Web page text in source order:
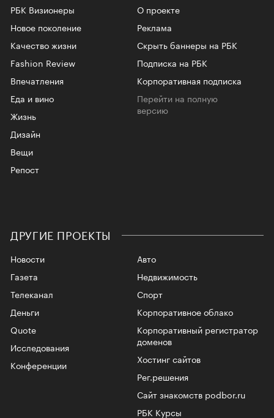
РБК Визионеры
Новое поколение
Качество жизни
Fashion Review
Впечатления
Еда и вино
Жизнь
Дизайн
Вещи
Репост
О проекте
Реклама
Скрыть баннеры на РБК
Подписка на РБК
Корпоративная подписка
Перейти на полную
версию
ДРУГИЕ ПРОЕКТЫ
Новости
Газета
Телеканал
Авто
Недвижимость
Спорт
Корпоративное облако
Корпоративный регистратор
доменов
Хостинг сайтов
Рег.решения
Сайт знакомств podbor.ru
РБК Курсы
Деньги
Quote
Исследования
Конференции